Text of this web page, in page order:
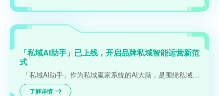
「私域AI助手」已上线，开启品牌私域智能运营新范
式
「私域AI助手」作为私域赢家系统的AI大脑，是围绕私域赢家业务使用需求研发的智能体，以“超级协作者”身份，通过多模态交互体验重构私域运营范式：向品牌/TP/达人的私域运营团队输出多元价值，实现私域赢家系统的使用降本和服务提效。
了解详情